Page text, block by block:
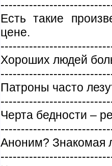
Есть такие
цене.
Хороших людей
Патроны часто
Черта бедности –
Аноним? Знакомая